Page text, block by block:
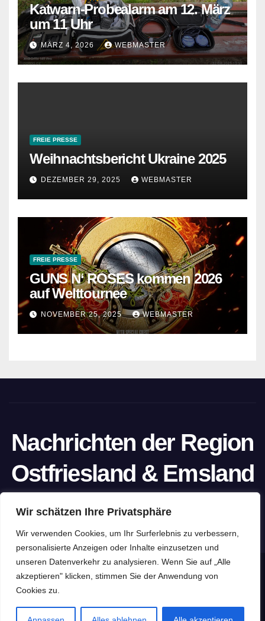
Wir schätzen Ihre Privatsphäre
Wir verwenden Cookies, um Ihr Surferlebnis zu verbessern,
personalisierte Anzeigen oder Inhalte einzusetzen und
unseren Datenverkehr zu analysieren. Wenn Sie auf „Alle
akzeptieren" klicken, stimmen Sie der Anwendung von
Cookies zu.
Katwarn-Probealarm am 12. März
um 11 Uhr
MÄRZ 4, 2026 WEBMASTER
FREIE PRESSE
Weihnachtsbericht Ukraine 2025
DEZEMBER 29, 2025 WEBMASTER
FREIE PRESSE
GUNS N‘ ROSES kommen 2026
auf Welttournee
NOVEMBER 25, 2025 WEBMASTER
Nachrichten der Region
Ostfriesland & Emsland
Stolz präsentiert von WordPress |Theme: Newspaperex von
HomeDatenschutzerklärungImpressumPressefreiheit